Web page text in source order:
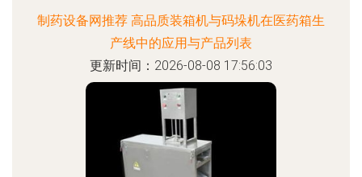
制药设备网推荐 高品质装箱机与码垛机在医药箱生
产线中的应用与产品列表
更新时间：2026-08-08 17:56:03